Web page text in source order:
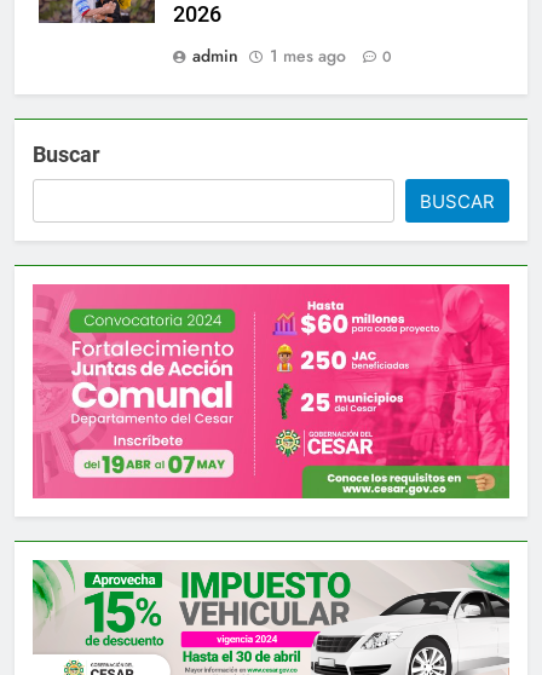
2026
admin
1 mes ago 0
Buscar
BUSCAR